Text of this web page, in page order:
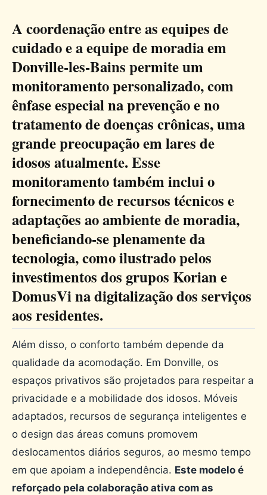
A coordenação entre as equipes de
cuidado e a equipe de moradia em
Donville-les-Bains permite um
monitoramento personalizado, com
ênfase especial na prevenção e no
tratamento de doenças crônicas, uma
grande preocupação em lares de
idosos atualmente. Esse
monitoramento também inclui o
fornecimento de recursos técnicos e
adaptações ao ambiente de moradia,
beneficiando-se plenamente da
tecnologia, como ilustrado pelos
investimentos dos grupos Korian e
DomusVi na digitalização dos serviços
aos residentes.
Além disso, o conforto também depende da
qualidade da acomodação. Em Donville, os
espaços privativos são projetados para respeitar a
privacidade e a mobilidade dos idosos. Móveis
adaptados, recursos de segurança inteligentes e
o design das áreas comuns promovem
deslocamentos diários seguros, ao mesmo tempo
em que apoiam a independência. Este modelo é
reforçado pela colaboração ativa com as